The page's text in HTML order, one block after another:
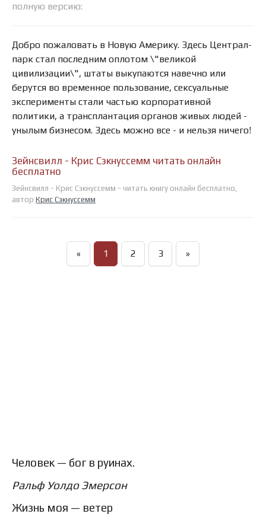
полную версию:
Добро пожаловать в Новую Америку. Здесь Централ-
парк стал последним оплотом \"великой
цивилизации\", штаты выкупаются навечно или
берутся во временное пользование, сексуальные
эксперименты стали частью корпоративной
политики, а трансплантация органов живых людей -
унылым бизнесом. Здесь можно все - и нельзя ничего!
Зейнсвилл - Крис Сэкнуссемм читать онлайн
бесплатно
Зейнсвилл - Крис Сэкнуссемм - читать книгу онлайн бесплатно,
автор Крис Сэкнуссемм
« 1 2 3 »
Человек — бог в руинах.
Ральф Уолдо Эмерсон
Жизнь моя — ветер